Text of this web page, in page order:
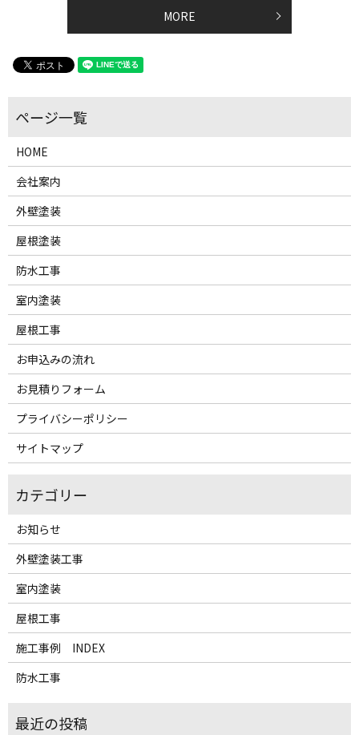
MORE
HOME
会社案内
外壁塗装
屋根塗装
防水工事
室内塗装
屋根工事
お申込みの流れ
お見積りフォーム
プライバシーポリシー
サイトマップ
お知らせ
外壁塗装工事
室内塗装
屋根工事
施工事例 INDEX
防水工事